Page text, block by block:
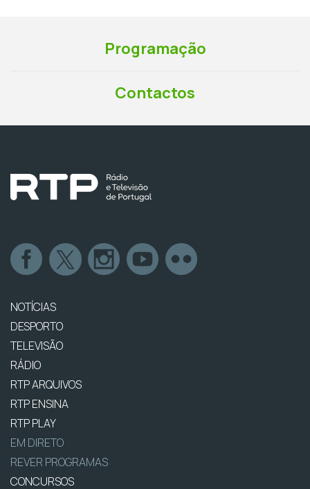
Programação
Contactos
NOTÍCIAS
DESPORTO
TELEVISÃO
RÁDIO
RTP ARQUIVOS
RTP ENSINA
RTP PLAY
EM DIRETO
REVER PROGRAMAS
CONCURSOS